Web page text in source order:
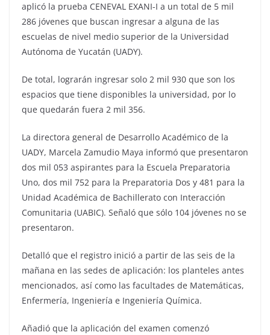
aplicó la prueba CENEVAL EXANI-I a un total de 5 mil
286 jóvenes que buscan ingresar a alguna de las
escuelas de nivel medio superior de la Universidad
Autónoma de Yucatán (UADY).
De total, lograrán ingresar solo 2 mil 930 que son los
espacios que tiene disponibles la universidad, por lo
que quedarán fuera 2 mil 356.
La directora general de Desarrollo Académico de la
UADY, Marcela Zamudio Maya informó que presentaron
dos mil 053 aspirantes para la Escuela Preparatoria
Uno, dos mil 752 para la Preparatoria Dos y 481 para la
Unidad Académica de Bachillerato con Interacción
Comunitaria (UABIC). Señaló que sólo 104 jóvenes no se
presentaron.
Detalló que el registro inició a partir de las seis de la
mañana en las sedes de aplicación: los planteles antes
mencionados, así como las facultades de Matemáticas,
Enfermería, Ingeniería e Ingeniería Química.
Añadió que la aplicación del examen comenzó